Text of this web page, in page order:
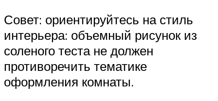
Совет: ориентируйтесь на стиль
интерьера: объемный рисунок из
соленого теста не должен
противоречить тематике
оформления комнаты.